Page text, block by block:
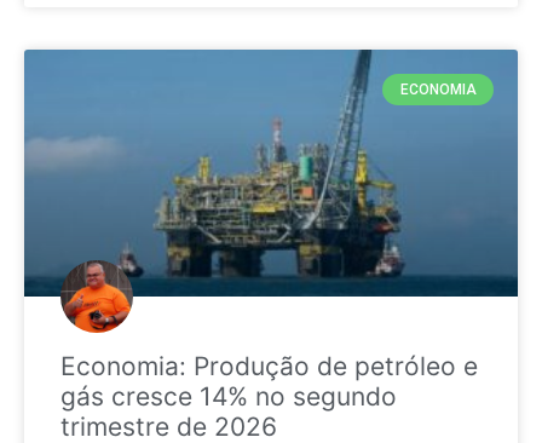
ECONOMIA
Economia: Produção de petróleo e
gás cresce 14% no segundo
trimestre de 2026